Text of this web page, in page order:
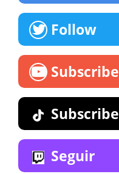
Follow
Subscribe
Subscribe
Seguir